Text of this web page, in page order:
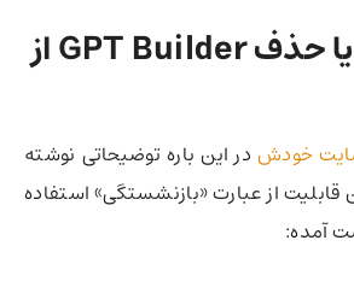
بازنشستگی یا حذف GPT Builder از
خودشدر این باره توضیحاتی نوشته
از عبارت «بازنشستگی» استفاده
آمده: